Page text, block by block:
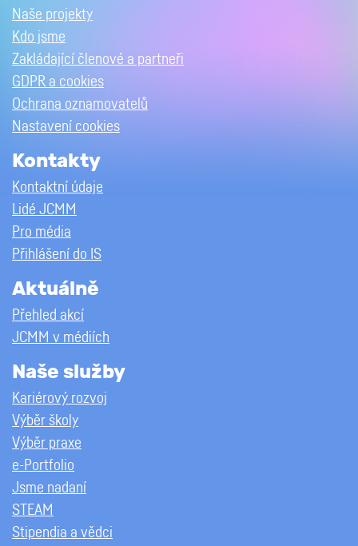
Naše projekty
Kdo jsme
Zakládající členové a partneři
GDPR a cookies
Ochrana oznamovatelů
Nastavení cookies
Kontakty
Kontaktní údaje
Lidé JCMM
Pro média
Přihlášení do IS
Aktuálně
Přehled akcí
JCMM v médiích
Naše služby
Kariérový rozvoj
Výběr školy
Výběr praxe
e-Portfolio
Jsme nadaní
STEAM
Stipendia a vědci